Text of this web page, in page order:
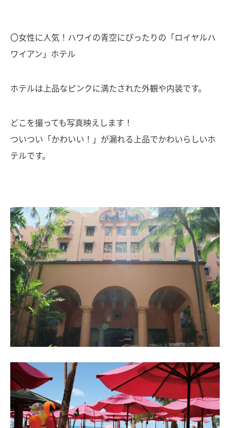
〇女性に人気！ハワイの青空にぴったりの「ロイヤルハ
ワイアン」ホテル
ホテルは上品なピンクに満たされた外観や内装です。
どこを撮っても写真映えします！
ついつい「かわいい！」が漏れる上品でかわいらしいホ
テルです。